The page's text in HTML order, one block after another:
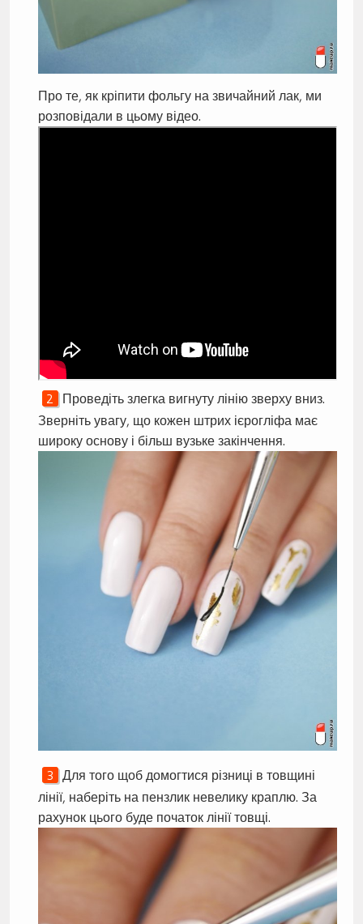
Про те, як кріпити фольгу на звичайний лак, ми
розповідали в цьому відео.
Проведіть злегка вигнуту лінію зверху вниз.
Зверніть увагу, що кожен штрих ієрогліфа має
широку основу і більш вузьке закінчення.
Для того щоб домогтися різниці в товщині
лінії, наберіть на пензлик невелику краплю. За
рахунок цього буде початок лінії товщі.